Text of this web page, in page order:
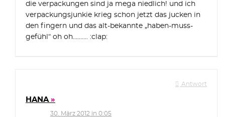
die verpackungen sind ja mega niedlich! und ich
verpackungsjunkie krieg schon jetzt das jucken in
den fingern und das alt-bekannte „haben-muss-
gefühl“ oh oh………. :clap:
Antwort
HANA
30. März 2012 in 0:05